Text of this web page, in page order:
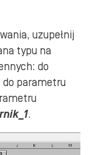
uzupełnij
typu na
do
do parametru
.